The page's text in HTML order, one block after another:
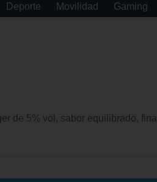
Deporte Movilidad Gaming
de 5% vol, sabor equilibrado, final